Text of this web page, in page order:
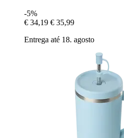
-5%
€ 34,19 € 35,99
Entrega até 18. agosto